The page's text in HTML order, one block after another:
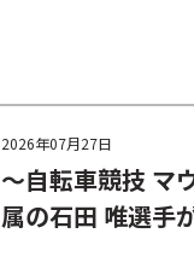
2026年07月27日
～自転車競技 マ
属の石田 唯選手